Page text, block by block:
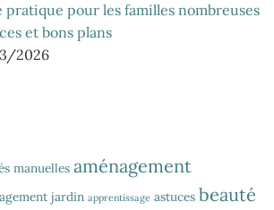
pratique pour les familles nombreuses
et bons plans
2026
manuelles aménagement
jardin apprentissage astuces beauté